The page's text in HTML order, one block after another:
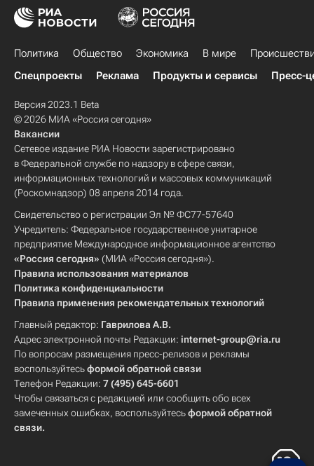
Политика Общество Экономика В мире
Спецпроекты
Реклама Продукты и сервисы Пресс-
Версия 2023.1 Beta
© 2026 МИА «Россия сегодня»
Вакансии
Сетевое издание РИА Новости зарегистрировано
в Федеральной службе по надзору в сфере связи,
информационных технологий и массовых коммуникаций
(Роскомнадзор) 08 апреля 2014 года.
Свидетельство о регистрации Эл № ФС77-57640
Учредитель: Федеральное государственное унитарное
предприятие Международное информационное агентство
«Россия сегодня» (МИА «Россия сегодня»).
Правила использования материалов
Политика конфиденциальности
Правила применения рекомендательных технологий
Главный редактор: Гаврилова А.В.
Адрес электронной почты Редакции: internet-group@ria.ru
По вопросам размещения пресс-релизов и рекламы
воспользуйтесьформой обратной связи
Телефон Редакции: 7 (495) 645-6601
Чтобы связаться с редакцией или сообщить обо всех
замеченных ошибках, воспользуйтесьформой обратной
связи.